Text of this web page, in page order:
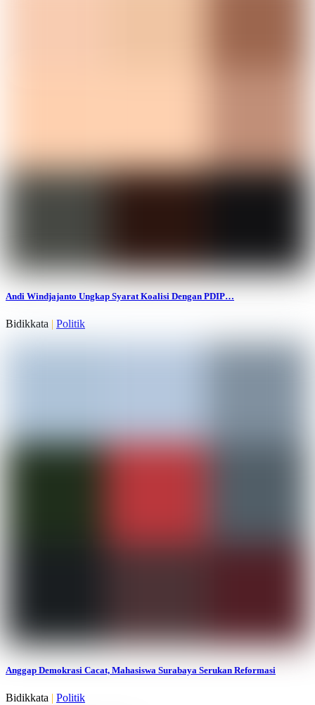
Andi Windjajanto Ungkap Syarat Koalisi Dengan PDIP…
Bidikkata | Politik
Anggap Demokrasi Cacat, Mahasiswa Surabaya Serukan Reformasi
Bidikkata | Politik